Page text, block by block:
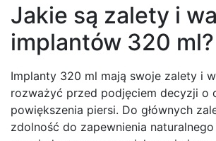
Jakie są zalety i
implantów 320 ml?
Implanty 320 ml mają swoje zalety i
rozważyć przed podjęciem decyzji o
powiększenia piersi. Do głównych
zdolność do zapewnienia